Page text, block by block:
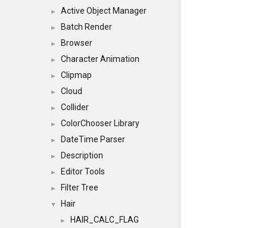
► Active Object Manager
► Batch Render
► Browser
► Character Animation
► Clipmap
► Cloud
► Collider
► ColorChooser Library
► DateTime Parser
► Description
► Editor Tools
► Filter Tree
▼ Hair
► HAIR_CALC_FLAG